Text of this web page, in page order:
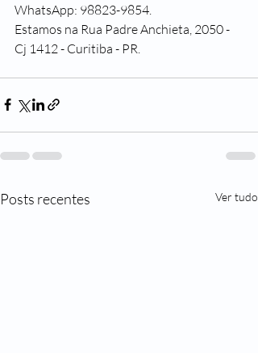
WhatsApp: 98823-9854.
Estamos na Rua Padre Anchieta, 2050 -
Cj 1412 - Curitiba - PR.
Posts recentes Ver tudo